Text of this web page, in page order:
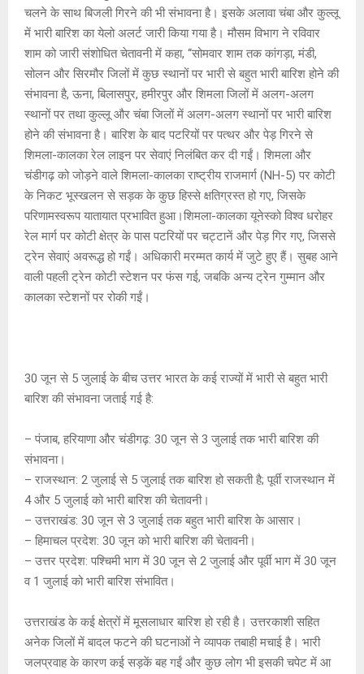
चलने के साथ बिजली गिरने की भी संभावना है। इसके अलावा चंबा और कुल्लू
में भारी बारिश का येलो अलर्ट जारी किया गया है। मौसम विभाग ने रविवार
शाम को जारी संशोधित चेतावनी में कहा, ‘‘सोमवार शाम तक कांगड़ा, मंडी,
सोलन और सिरमौर जिलों में कुछ स्थानों पर भारी से बहुत भारी बारिश होने की
संभावना है, ऊना, बिलासपुर, हमीरपुर और शिमला जिलों में अलग-अलग
स्थानों पर तथा कुल्लू और चंबा जिलों में अलग-अलग स्थानों पर भारी बारिश
होने की संभावना है। बारिश के बाद पटरियों पर पत्थर और पेड़ गिरने से
शिमला-कालका रेल लाइन पर सेवाएं निलंबित कर दी गईं। शिमला और
चंडीगढ़ को जोड़ने वाले शिमला-कालका राष्ट्रीय राजमार्ग (NH-5) पर कोटी
के निकट भूस्खलन से सड़क के कुछ हिस्से क्षतिग्रस्त हो गए, जिसके
परिणामस्वरूप यातायात प्रभावित हुआ।शिमला-कालका यूनेस्को विश्व धरोहर
रेल मार्ग पर कोटी क्षेत्र के पास पटरियों पर चट्टानें और पेड़ गिर गए, जिससे
ट्रेन सेवाएं अवरूद्ध हो गईं। अधिकारी मरम्मत कार्य में जुटे हुए हैं। सुबह आने
वाली पहली ट्रेन कोटी स्टेशन पर फंस गई, जबकि अन्य ट्रेन गुम्मान और
कालका स्टेशनों पर रोकी गईं।
30 जून से 5 जुलाई के बीच उत्तर भारत के कई राज्यों में भारी से बहुत भारी
बारिश की संभावना जताई गई है:
– पंजाब, हरियाणा और चंडीगढ़: 30 जून से 3 जुलाई तक भारी बारिश की
संभावना।
– राजस्थान: 2 जुलाई से 5 जुलाई तक बारिश हो सकती है; पूर्वी राजस्थान में
4 और 5 जुलाई को भारी बारिश की चेतावनी।
– उत्तराखंड: 30 जून से 3 जुलाई तक बहुत भारी बारिश के आसार।
– हिमाचल प्रदेश: 30 जून को भारी बारिश की चेतावनी।
– उत्तर प्रदेश: पश्चिमी भाग में 30 जून से 2 जुलाई और पूर्वी भाग में 30 जून
व 1 जुलाई को भारी बारिश संभावित।
उत्तराखंड के कई क्षेत्रों में मूसलाधार बारिश हो रही है। उत्तरकाशी सहित
अनेक जिलों में बादल फटने की घटनाओं ने व्यापक तबाही मचाई है। भारी
जलप्रवाह के कारण कई सड़कें बह गईं और कुछ लोग भी इसकी चपेट में आ